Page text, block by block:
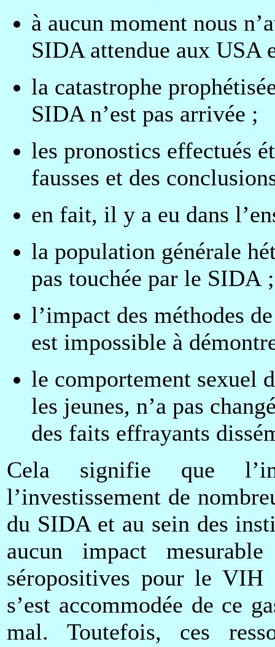
à aucun moment nous
SIDA attendue aux USA
la catastrophe
SIDA n’est pas arrivée ;
les pronostics effectués
fausses et des
en fait, il y a eu dans
la population générale
pas touchée par le SIDA ;
l’impact des méthodes
est impossible à
le comportement sexuel
les jeunes, n’a pas
des faits effrayants
Cela signifie que
l’investissement de
du SIDA et au sein des
aucun impact
séropositives pour le VIH
s’est accommodée de ce
mal. Toutefois, ces